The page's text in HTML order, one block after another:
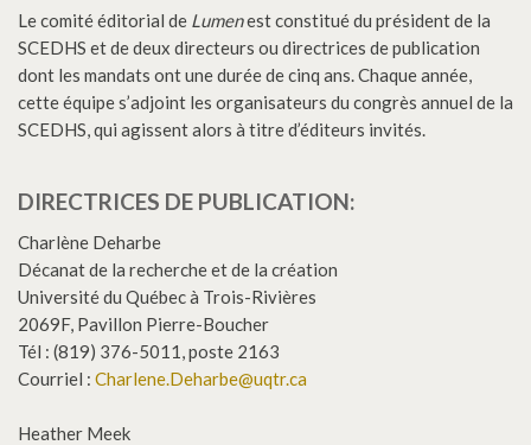
Le comité éditorial de Lumenest constitué du président de la
SCEDHS et de deux directeurs ou directrices de publication
dont les mandats ont une durée de cinq ans. Chaque année,
cette équipe s’adjoint les organisateurs du congrès annuel de la
SCEDHS, qui agissent alors à titre d’éditeurs invités.
DIRECTRICES DE PUBLICATION:
Charlène Deharbe
Décanat de la recherche et de la création
Université du Québec à Trois-Rivières
2069F, Pavillon Pierre-Boucher
Tél : (819) 376-5011, poste 2163
Courriel : Charlene.Deharbe@uqtr.ca
Heather Meek